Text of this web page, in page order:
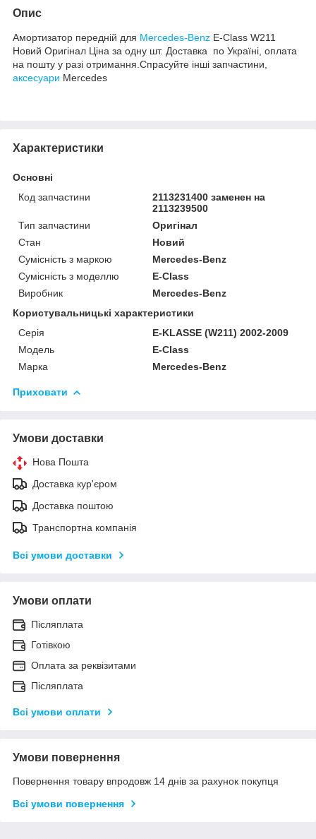
Опис
Амортизатор передній для Mercedes-Benz E-Class W211
Новий Оригінал Ціна за одну шт. Доставка по Україні, оплата
на пошту у разі отримання.Спрасуйте інші запчастини,
аксесуари Mercedes
Характеристики
Основні
Код запчастини
2113231400 заменен на
2113239500
Тип запчастини
Оригінал
Стан
Новий
Сумісність з маркою
Mercedes-Benz
Сумісність з моделлю
E-Class
Виробник
Mercedes-Benz
Користувальницькі характеристики
Серія
E-KLASSE (W211) 2002-2009
Модель
E-Class
Марка
Mercedes-Benz
Приховати
Умови доставки
Нова Пошта
Доставка кур'єром
Доставка поштою
Транспортна компанія
Всі умови доставки
Умови оплати
Післяплата
Готівкою
Оплата за реквізитами
Післяплата
Всі умови оплати
Умови повернення
Повернення товару впродовж 14 днів за рахунок покупця
Всі умови повернення